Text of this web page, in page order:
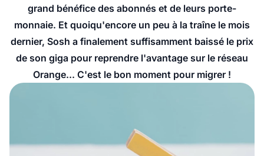
grand bénéfice des abonnés et de leurs porte-
monnaie. Et quoiqu'encore un peu à la traîne le mois
dernier, Sosh a finalement suffisamment baissé le prix
de son giga pour reprendre l'avantage sur le réseau
Orange... C'est le bon moment pour migrer !